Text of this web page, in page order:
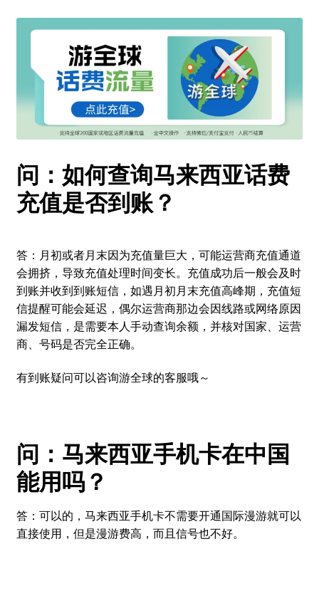
问：如何查询马来西亚话费
充值是否到账？
答：月初或者月末因为充值量巨大，可能运营商充值通道
会拥挤，导致充值处理时间变长。充值成功后一般会及时
到账并收到到账短信，如遇月初月末充值高峰期，充值短
信提醒可能会延迟，偶尔运营商那边会因线路或网络原因
漏发短信，是需要本人手动查询余额，并核对国家、运营
商、号码是否完全正确。
有到账疑问可以咨询游全球的客服哦～
问：马来西亚手机卡在中国
能用吗？
答：可以的，马来西亚手机卡不需要开通国际漫游就可以
直接使用，但是漫游费高，而且信号也不好。